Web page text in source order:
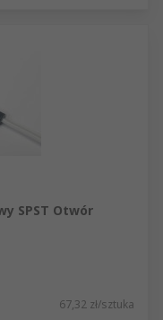
SPST Otwór
67,32 zł/sztuka